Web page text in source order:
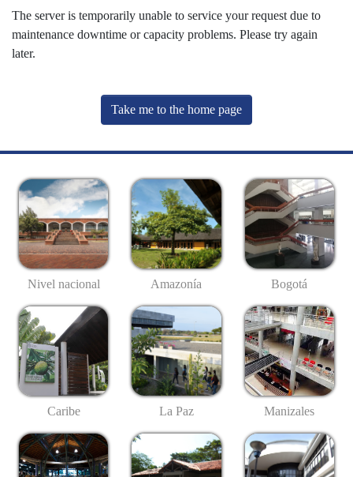
The server is temporarily unable to service your request due to
maintenance downtime or capacity problems. Please try again
later.
Take me to the home page
Nivel nacional Amazonía Bogotá
Caribe La Paz Manizales